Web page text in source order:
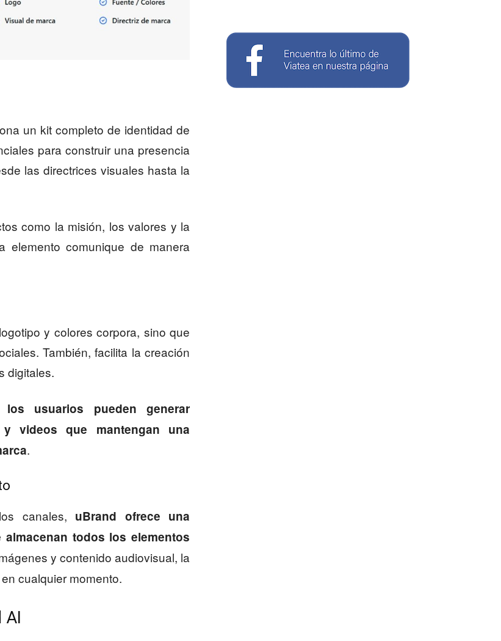
un kit completo de identidad de
para construir una presencia
las directrices visuales hasta la
como la misión, los valores y la
elemento comunique de manera
y colores corpora, sino que
También, facilita la creación
digitales.
los usuarios pueden generar
y videos que mantengan una
.
canales, uBrand ofrece una
todos los elementos
y contenido audiovisual, la
cualquier momento.
AI